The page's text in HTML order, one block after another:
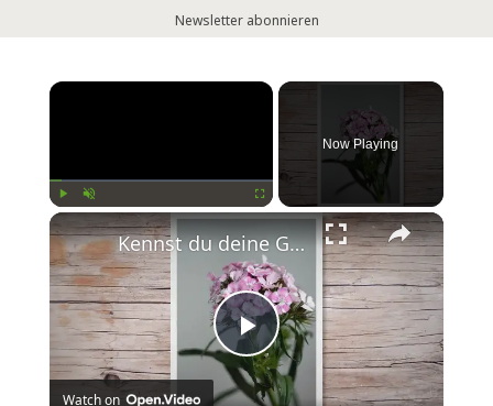
Newsletter abonnieren
Fullscreen
Now Playing
Play
Kennst du deine Geburtsblume?
Watch on